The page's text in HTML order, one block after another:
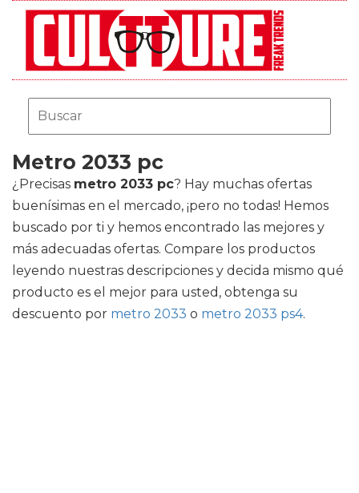
Metro 2033 pc
¿Precisas metro 2033 pc? Hay muchas ofertas
buenísimas en el mercado, ¡pero no todas! Hemos
buscado por ti y hemos encontrado las mejores y
más adecuadas ofertas. Compare los productos
leyendo nuestras descripciones y decida mismo qué
producto es el mejor para usted, obtenga su
descuento por metro 2033 o metro 2033 ps4.